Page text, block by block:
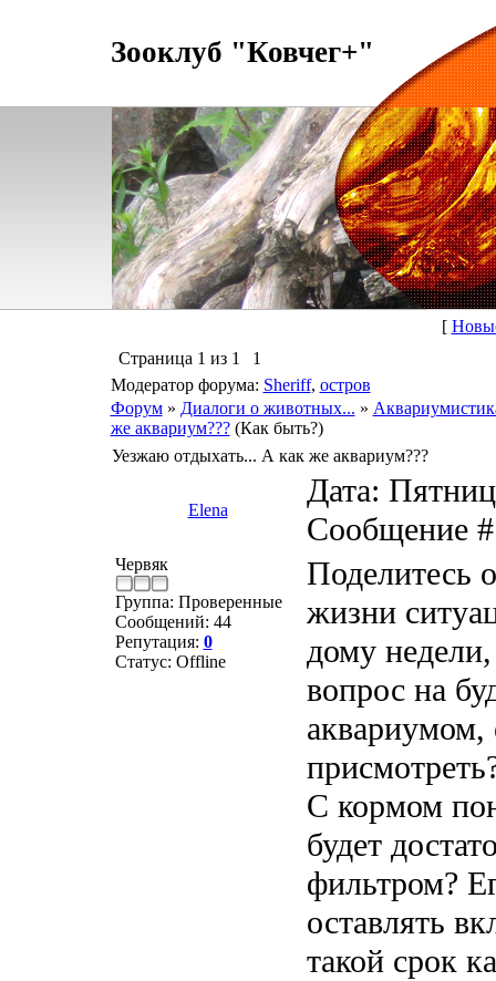
Зооклуб "Ковчег+"
[
Страница 1 из 1
1
Модератор форума: Sheriff, остров
Форум » Диалоги о животных... »
же аквариум??? (Как быть?)
Уезжаю отдыхать... А как же аквариум???
Elena
Дата:
Сообщение
Червяк
Группа: Проверенные
Сообщений: 44
Репутация: 0
Статус: Offline
Поделитесь
жизни
дому
вопрос на
аквариумом,
С кормом
будет
фильтром?
оставлять
такой срок